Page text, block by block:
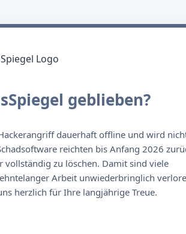
geblieben?
dauerhaft offline und wird
reichten bis Anfang 2026
vollständig zu löschen. Damit sind viele
Arbeit unwiederbringlich
herzlich für Ihre langjährige Treue.